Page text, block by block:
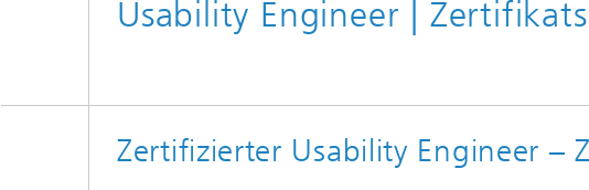
Usability Engineer |
Zertifizierter Usability Engineer –